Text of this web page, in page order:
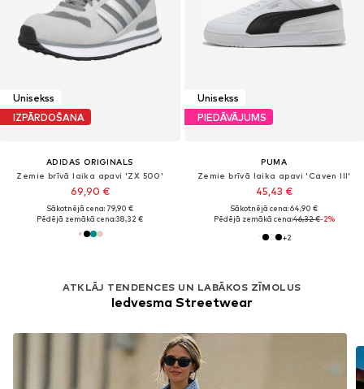
Unisekss
IZPĀRDOŠANA
ADIDAS ORIGINALS
Zemie brīvā laika apavi 'ZX 500'
69,90 €
Sākotnējā cena: 79,90 €
Pēdējā zemākā cena:38,32 €
Unisekss
PIEDĀVĀJUMS
PUMA
Zemie brīvā laika apavi 'Caven III'
45,43 €
Sākotnējā cena: 64,90 €
Pēdējā zemākā cena:46,32 €-2%
+2
ATKLĀJ TENDENCES UN LABĀKOS ZĪMOLUS
Iedvesma Streetwear